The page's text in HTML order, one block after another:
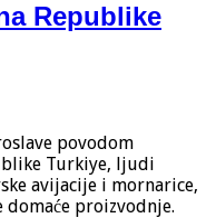
Republike
povodom
Turkiye, ljudi
avijacije i mornarice,
proizvodnje.